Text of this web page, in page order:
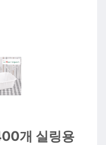
개 실링용